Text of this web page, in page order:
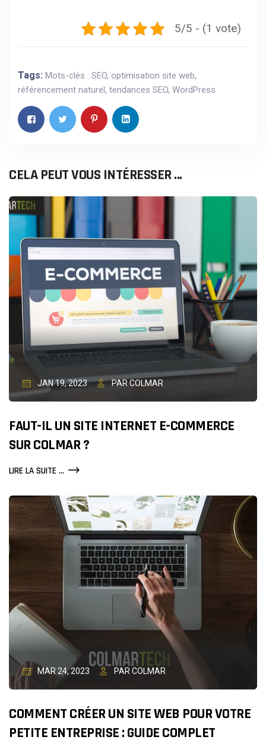
5/5 - (1 vote)
Tags: Mots-clés : SEO, optimisation site web,
référencement naturel, tendances SEO, WordPress
CELA PEUT VOUS INTÉRESSER ...
JAN 19, 2023 PAR COLMAR
FAUT-IL UN SITE INTERNET E-COMMERCE
SUR COLMAR ?
LIRE LA SUITE ...FAUT-
SITE
INTERNET
E-
COMMERCE
COLMAR
MAR 24, 2023 PAR COLMAR
COMMENT CRÉER UN SITE WEB POUR VOTRE
PETITE ENTREPRISE : GUIDE COMPLET